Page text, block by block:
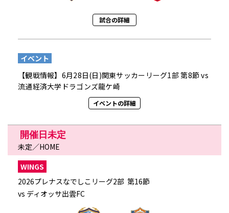
試合の詳細
イベント
【観戦情報】6月28日(日)関東サッカーリーグ1部 第8節 vs
流通経済大学ドラゴンズ龍ケ崎
イベントの詳細
開催日未定
未定／HOME
WINGS
2026プレナスなでしこリーグ2部 第16節
vs ディオッサ出雲FC